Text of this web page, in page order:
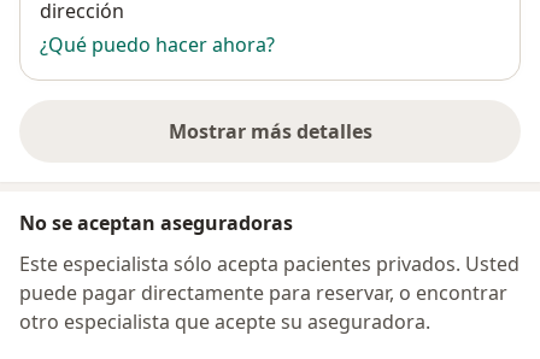
dirección
¿Qué puedo hacer ahora?
Mostrar más detalles
sobre la dirección
No se aceptan aseguradoras
Este especialista sólo acepta pacientes privados. Usted
puede pagar directamente para reservar, o encontrar
otro especialista que acepte su aseguradora.